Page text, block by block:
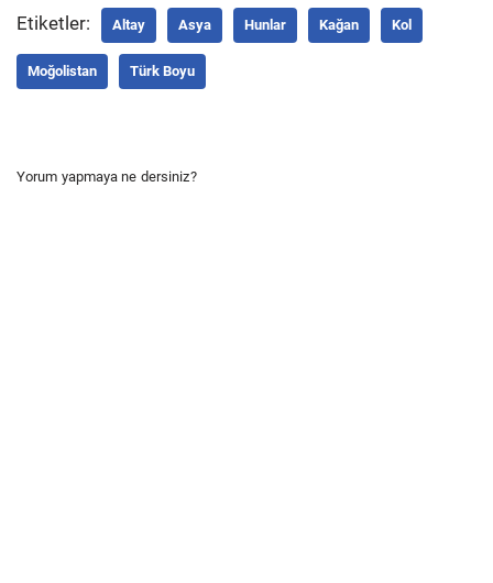
Etiketler: Altay Asya Hunlar Kağan Kol
Moğolistan Türk Boyu
Yorum yapmaya ne dersiniz?